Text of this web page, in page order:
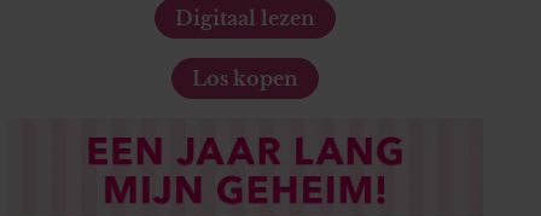
Digitaal lezen
Los kopen